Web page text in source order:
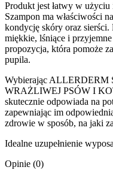
Produkt jest łatwy w
Szampon ma właściwości
kondycję skóry oraz sierści.
miękkie, lśniące i
propozycja, która pomoże
pupila.
Wybierając
WRAŻLIWEJ PSÓW I
skutecznie odpowiada na
zapewniając im
zdrowie w sposób, na jaki
Idealne uzupełnienie
Opinie (0)